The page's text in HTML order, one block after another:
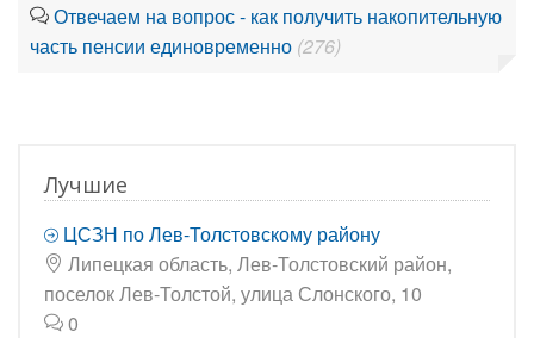
Отвечаем на вопрос - как получить накопительную
часть пенсии единовременно (276)
Лучшие
ЦСЗН по Лев-Толстовскому району
Липецкая область, Лев-Толстовский район,
поселок Лев-Толстой, улица Слонского, 10
0